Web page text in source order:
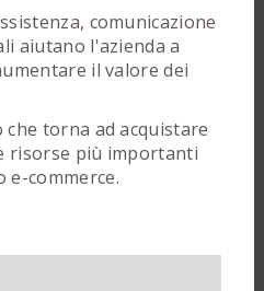
comunicazione
aiutano l'azienda a
il valore dei
torna ad acquistare
risorse più importanti
commerce.